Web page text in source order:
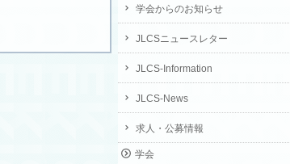
学会からのお知らせ
JLCSニュースレター
JLCS-Information
JLCS-News
求人・公募情報
学会